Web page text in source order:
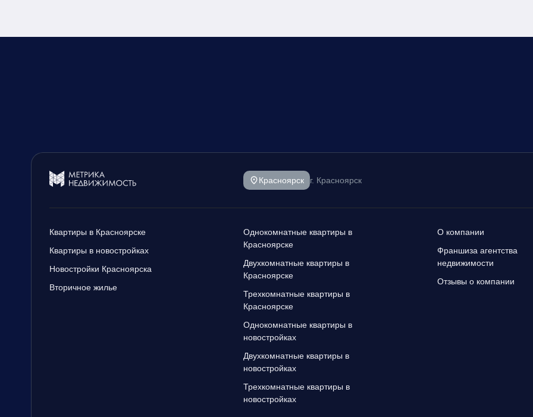
Красноярск г. Красноярск
Квартиры в Красноярске
Квартиры в новостройках
Новостройки Красноярска
Вторичное жилье
Однокомнатные квартиры в
Красноярске
Двухкомнатные квартиры в
Красноярске
Трехкомнатные квартиры в
Красноярске
Однокомнатные квартиры в
новостройках
Двухкомнатные квартиры в
новостройках
Трехкомнатные квартиры в
новостройках
О компании
Франшиза агентства
недвижимости
Отзывы о компании